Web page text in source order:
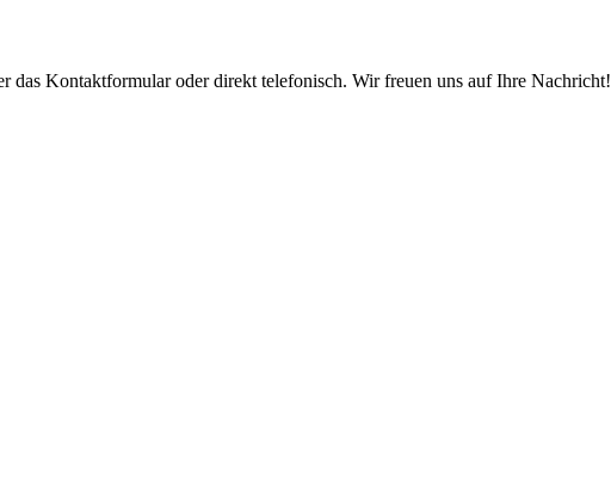
das Kontaktformular oder direkt telefonisch. Wir freuen uns auf Ihre Nachricht!